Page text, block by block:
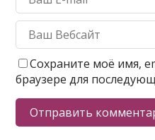
Сохраните моё имя,
браузере для